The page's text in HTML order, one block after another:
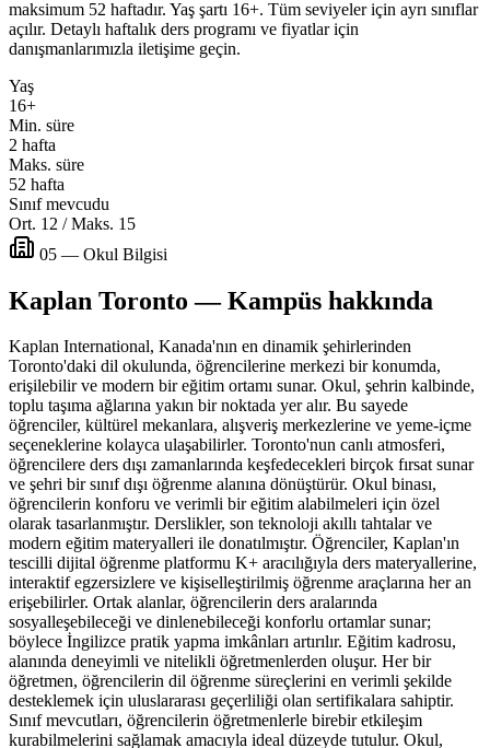
maksimum 52 haftadır. Yaş şartı 16+. Tüm seviyeler için ayrı sınıflar
açılır. Detaylı haftalık ders programı ve fiyatlar için
danışmanlarımızla iletişime geçin.
Yaş
16+
Min. süre
2 hafta
Maks. süre
52 hafta
Sınıf mevcudu
Ort. 12 / Maks. 15
05 — Okul Bilgisi
Kaplan Toronto — Kampüs hakkında
Kaplan International, Kanada'nın en dinamik şehirlerinden
Toronto'daki dil okulunda, öğrencilerine merkezi bir konumda,
erişilebilir ve modern bir eğitim ortamı sunar. Okul, şehrin kalbinde,
toplu taşıma ağlarına yakın bir noktada yer alır. Bu sayede
öğrenciler, kültürel mekanlara, alışveriş merkezlerine ve yeme-içme
seçeneklerine kolayca ulaşabilirler. Toronto'nun canlı atmosferi,
öğrencilere ders dışı zamanlarında keşfedecekleri birçok fırsat sunar
ve şehri bir sınıf dışı öğrenme alanına dönüştürür. Okul binası,
öğrencilerin konforu ve verimli bir eğitim alabilmeleri için özel
olarak tasarlanmıştır. Derslikler, son teknoloji akıllı tahtalar ve
modern eğitim materyalleri ile donatılmıştır. Öğrenciler, Kaplan'ın
tescilli dijital öğrenme platformu K+ aracılığıyla ders materyallerine,
interaktif egzersizlere ve kişiselleştirilmiş öğrenme araçlarına her an
erişebilirler. Ortak alanlar, öğrencilerin ders aralarında
sosyalleşebileceği ve dinlenebileceği konforlu ortamlar sunar;
böylece İngilizce pratik yapma imkânları artırılır. Eğitim kadrosu,
alanında deneyimli ve nitelikli öğretmenlerden oluşur. Her bir
öğretmen, öğrencilerin dil öğrenme süreçlerini en verimli şekilde
desteklemek için uluslararası geçerliliği olan sertifikalara sahiptir.
Sınıf mevcutları, öğrencilerin öğretmenlerle birebir etkileşim
kurabilmelerini sağlamak amacıyla ideal düzeyde tutulur. Okul,